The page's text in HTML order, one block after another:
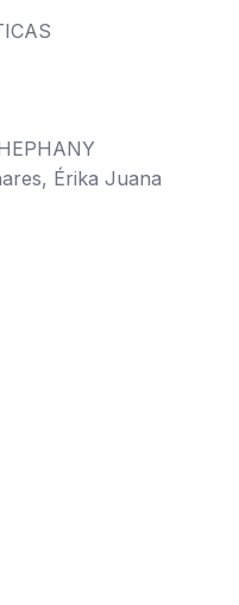
Érika Juana